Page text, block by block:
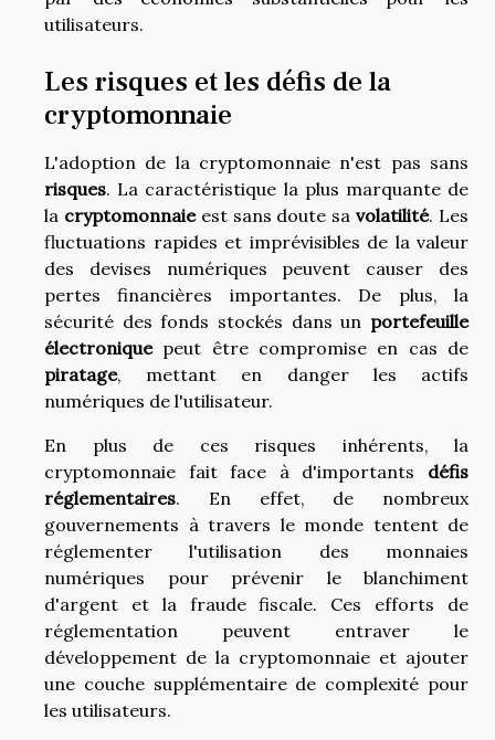
utilisateurs.
Les risques et les défis de la
cryptomonnaie
L'adoption de la cryptomonnaie n'est pas sans
risques. La caractéristique la plus marquante de
la cryptomonnaieest sans doute savolatilité. Les
fluctuations rapides et imprévisibles de la valeur
des devises numériques peuvent causer des
pertes financières importantes. De plus, la
sécurité des fonds stockés dans un portefeuille
électroniquepeut être compromise en cas de
piratage, mettant en danger les actifs
numériques de l'utilisateur.
En plus de ces risques inhérents, la
cryptomonnaie fait face à d'importants défis
réglementaires. En effet, de nombreux
gouvernements à travers le monde tentent de
réglementer l'utilisation des monnaies
numériques pour prévenir le blanchiment
d'argent et la fraude fiscale. Ces efforts de
réglementation peuvent entraver le
développement de la cryptomonnaie et ajouter
une couche supplémentaire de complexité pour
les utilisateurs.